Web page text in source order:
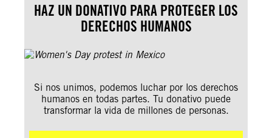
HAZ UN DONATIVO PARA PROTEGER LOS
DERECHOS HUMANOS
Si nos unimos, podemos luchar por los derechos
humanos en todas partes. Tu donativo puede
transformar la vida de millones de personas.